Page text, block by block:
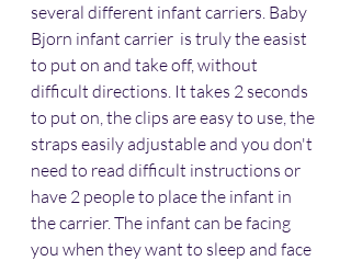
several different infant carriers. Baby
Bjorn infant carrier  is truly the easist
to put on and take off, without
difficult directions. It takes 2 seconds
to put on, the clips are easy to use, the
straps easily adjustable and you don't
need to read difficult instructions or
have 2 people to place the infant in
the carrier. The infant can be facing
you when they want to sleep and face